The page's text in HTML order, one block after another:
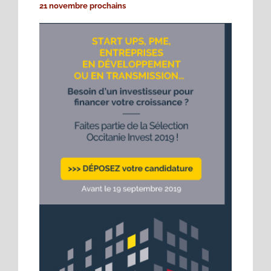
21 novembre prochains